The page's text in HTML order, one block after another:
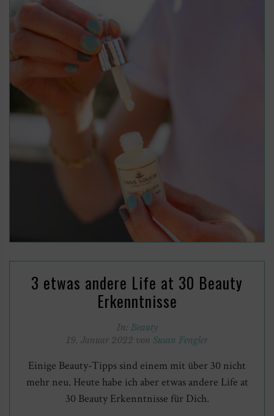
3 etwas andere Life at 30 Beauty
Erkenntnisse
In: Beauty
19. Januar 2022 von Susan Fengler
Einige Beauty-Tipps sind einem mit über 30 nicht
mehr neu. Heute habe ich aber etwas andere Life at
30 Beauty Erkenntnisse für Dich.